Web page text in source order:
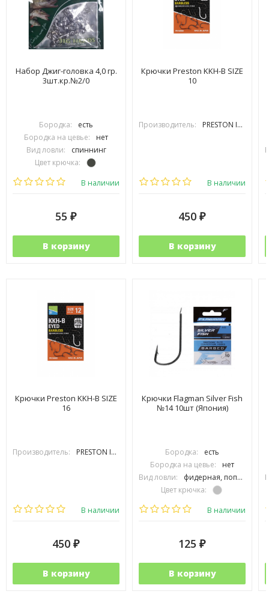
Набор Джиг-головка 4,0 гр.
3шт.кр.№2/0
Бородка:
есть
Бородка на цевье:
нет
Вид ловли:
спиннинг
Цвет крючка:
Тип крючка:
В наличии
55 ₽
В корзину
Крючки Preston KKH-B SIZE
10
Производитель: PRESTON INOVATIONS
В наличии
450 ₽
В корзину
Крючки Preston KKH-B SIZE
16
Производитель: PRESTON INOVATIONS
В наличии
450 ₽
В корзину
Крючки Flagman Silver Fish
№14 10шт (Япония)
Бородка:
есть
Бородка на цевье:
нет
Вид ловли:
фидерная, поплавочная
Цвет крючка:
Тип крючка:
В наличии
125 ₽
В корзину